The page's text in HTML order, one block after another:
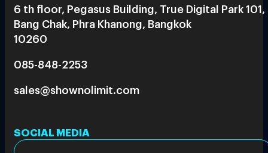
6 th floor, Pegasus Building, True Digital Park 101,
Bang Chak, Phra Khanong, Bangkok
10260
085-848-2253
sales@shownolimit.com
SOCIAL MEDIA